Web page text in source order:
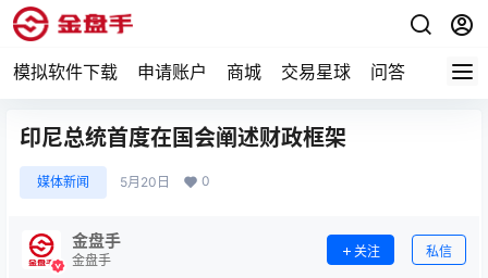
模拟软件下载 申请账户 商城 交易星球 问答 专题
印尼总统首度在国会阐述财政框架
媒体新闻 5月20日 0
金盘手
金盘手
关注 私信